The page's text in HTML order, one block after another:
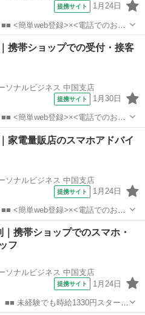
提携サイト 1月24日
<簡単web登録>×<電話でのお仕
可能です♪ 基本情報を入力したら
、ラウンダー、事務のお仕事も
携帯ショップでの受付・接客
ソナルビジネス 中国支店
提携サイト 1月30日
<簡単web登録>×<電話でのお仕
可能です♪ 基本情報を入力したら
、ラウンダー、事務のお仕事も
家電量販店のスマホアドバイ
ソナルビジネス 中国支店
提携サイト 1月24日
<簡単web登録>×<電話でのお仕
可能です♪ 基本情報を入力したら
、ラウンダー、事務のお仕事も
携帯ショップでのスマホ・
フ
ソナルビジネス 中国支店
提携サイト 1月24日
未経験でも時給1330円スタート